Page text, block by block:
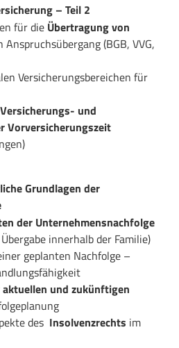
– Teil 2
für die Übertragung von
Anspruchsübergang (BGB, VVG,
Versicherungsbereichen für
und
Vorversicherungszeit
Grundlagen der
der Unternehmensnachfolge
innerhalb der Familie)
geplanten Nachfolge –
aktuellen und zukünftigen
des Insolvenzrechts im